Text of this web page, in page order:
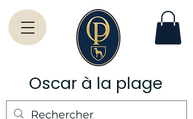
Oscar à la plage